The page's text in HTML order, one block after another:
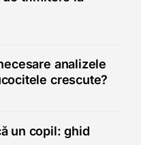
analizele
crescute?
un copil: ghid